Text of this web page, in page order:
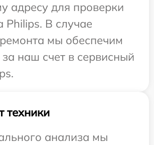
адресу для проверки
Philips. В случае
мы обеспечим
наш счет в сервисный
техники
анализа мы